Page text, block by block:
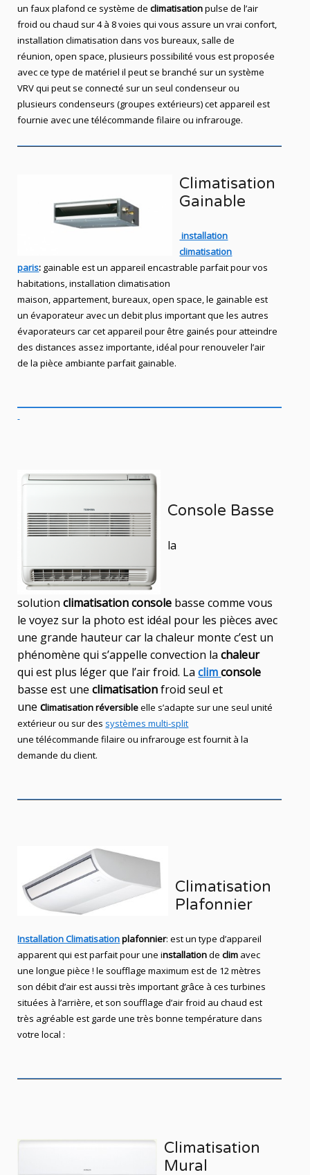
un faux plafond ce système de climatisationpulse de l’air
froid ou chaud sur 4 à 8 voies qui vous assure un vrai confort,
installation climatisation dans vos bureaux, salle de
réunion, open space, plusieurs possibilité vous est proposée
avec ce type de matériel il peut se branché sur un système
VRV qui peut se connecté sur un seul condenseur ou
plusieurs condenseurs (groupes extérieurs) cet appareil est
fournie avec une télécommande filaire ou infrarouge.
Climatisation
Gainable
installation
climatisation
paris: gainable est un appareil encastrable parfait pour vos
habitations, installation climatisation
maison, appartement,bureaux,open space, le gainable est
un évaporateur avec un debit plus important que les autres
évaporateurs car cet appareil pour être gainés pour atteindre
des distances assez importante, idéal pour renouveler l’air
de la pièce ambiante parfait gainable.
Console Basse
la
solutionclimatisation console basse comme vous
le voyez sur la photo est idéal pour les pièces avec
une grande hauteur car la chaleur monte c’est un
phénomène qui s’appelle convection lachaleur
qui est plus léger que l’air froid. Laclimconsole
basse est uneclimatisationfroid seul et
uneclimatisation réversibleelle s’adapte sur une seulunité
extérieur ou sur des systèmes multi-split
une télécommande filaire ou infrarouge est fournit à la
demande du client.
Climatisation
Plafonnier
Installation Climatisationplafonnier: est un type d’appareil
apparent qui est parfait pour une installationdeclim avec
une longue pièce ! le soufflage maximum est de 12 mètres
son débit d’air est aussi très important grâce à ces turbines
situées à l’arrière, et son soufflage d’air froid au chaud est
très agréable est garde une très bonne température dans
votre local :
Climatisation
Mural